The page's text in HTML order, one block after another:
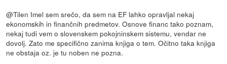
@Tilen Imel sem srečo, da sem na EF lahko opravljal nekaj
ekonomskih in finančnih predmetov. Osnove financ tako poznam,
nekaj tudi vem o slovenskem pokojninskem sistemu, vendar ne
dovolj. Zato me specifično zanima knjiga o tem. Očitno taka knjiga
ne obstaja oz. je tu noben ne pozna.